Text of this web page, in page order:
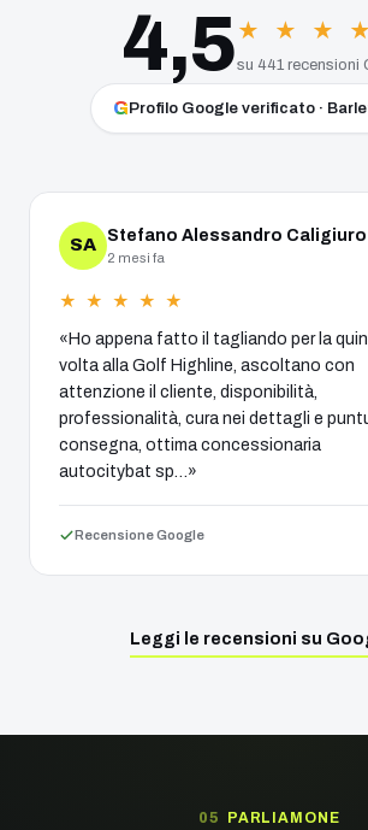
4,5★ ★ ★
su 441 recensioni
GProfilo Google verificato ·
SA Stefano Alessandro Caligiuro
2 mesi fa
★ ★ ★ ★ ★
«Ho appena fatto il tagliando per la
volta alla Golf Highline, ascoltano con
attenzione il cliente, disponibilità,
professionalità, cura nei dettagli e
consegna, ottima concessionaria
autocitybat sp…»
Recensione Google
Leggi le recensioni su
PARLIAMONE